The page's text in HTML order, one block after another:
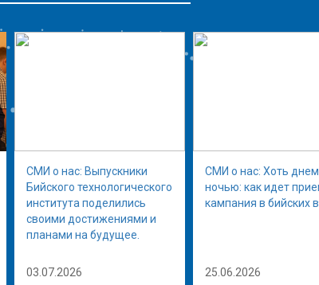
СМИ о нас: Выпускники
Бийского технологического
института поделились
своими достижениями и
планами на будущее.
03.07.2026
СМИ о нас: Хоть
ночью: как идет
кампания в бийских
25.06.2026